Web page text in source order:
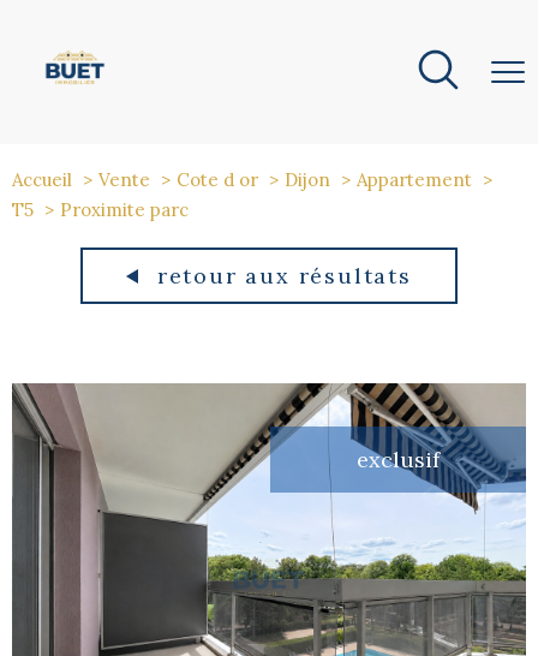
Accueil Vente Cote d or Dijon
Appartement
T5
Proximite parc
retour aux résultats
exclusif